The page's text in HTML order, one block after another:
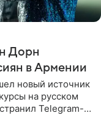
Дорн
в Армении
новый источник
на русском
Telegram-